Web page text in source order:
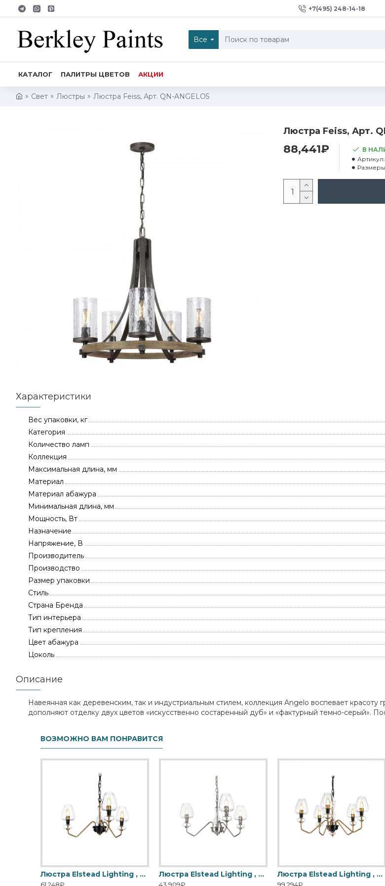
+7(495) 248-14-18
Все
КАТАЛОГ ПАЛИТРЫ ЦВЕТОВ АКЦИИ
Свет Люстры Люстра Feiss, Арт. QN-ANGELO5
Люстра Feiss, Арт.
88,441₽
В
Артикул:
Характеристики
Вес упаковки, кг
Категория
Количество ламп
Коллекция
Максимальная длина, мм
Материал
Материал абажура
Минимальная длина, мм
Мощность, Вт
Назначение
Напряжение, В
Производитель
Производство
Размер упаковки
Стиль
Страна Бренда
Тип интерьера
Тип крепления
Цвет абажура
Цоколь
Описание
Навеянная как деревенским, так и индустриальным стилем, коллекция Angelo воспевает красоту
дополняют отделку двух цветов «искусственно состаренный дуб» и «фактурный темно-серый».
ВОЗМОЖНО ВАМ ПОНРАВИТСЯ
Люстра Elstead Lighting , Арт. DL-ARMAND3-AB Люстра Elstead Lighting , Арт. DL-ARMAND3-PN Люстра Elstead Lighting , Арт. DL-ARMAND5-AB